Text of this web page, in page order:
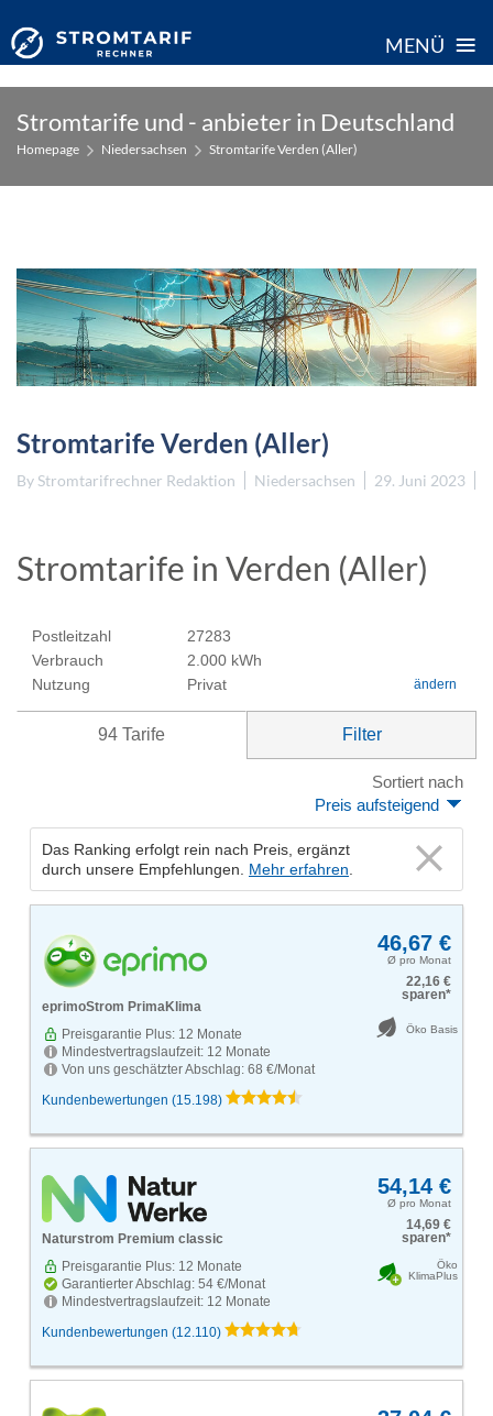
MENÜ ≡
content
Stromtarife und - anbieter in Deutschland
Homepage Niedersachsen Stromtarife Verden (Aller)
Stromtarife Verden (Aller)
By Stromtarifrechner Redaktion Niedersachsen 29. Juni 2023
Stromtarife in Verden (Aller)